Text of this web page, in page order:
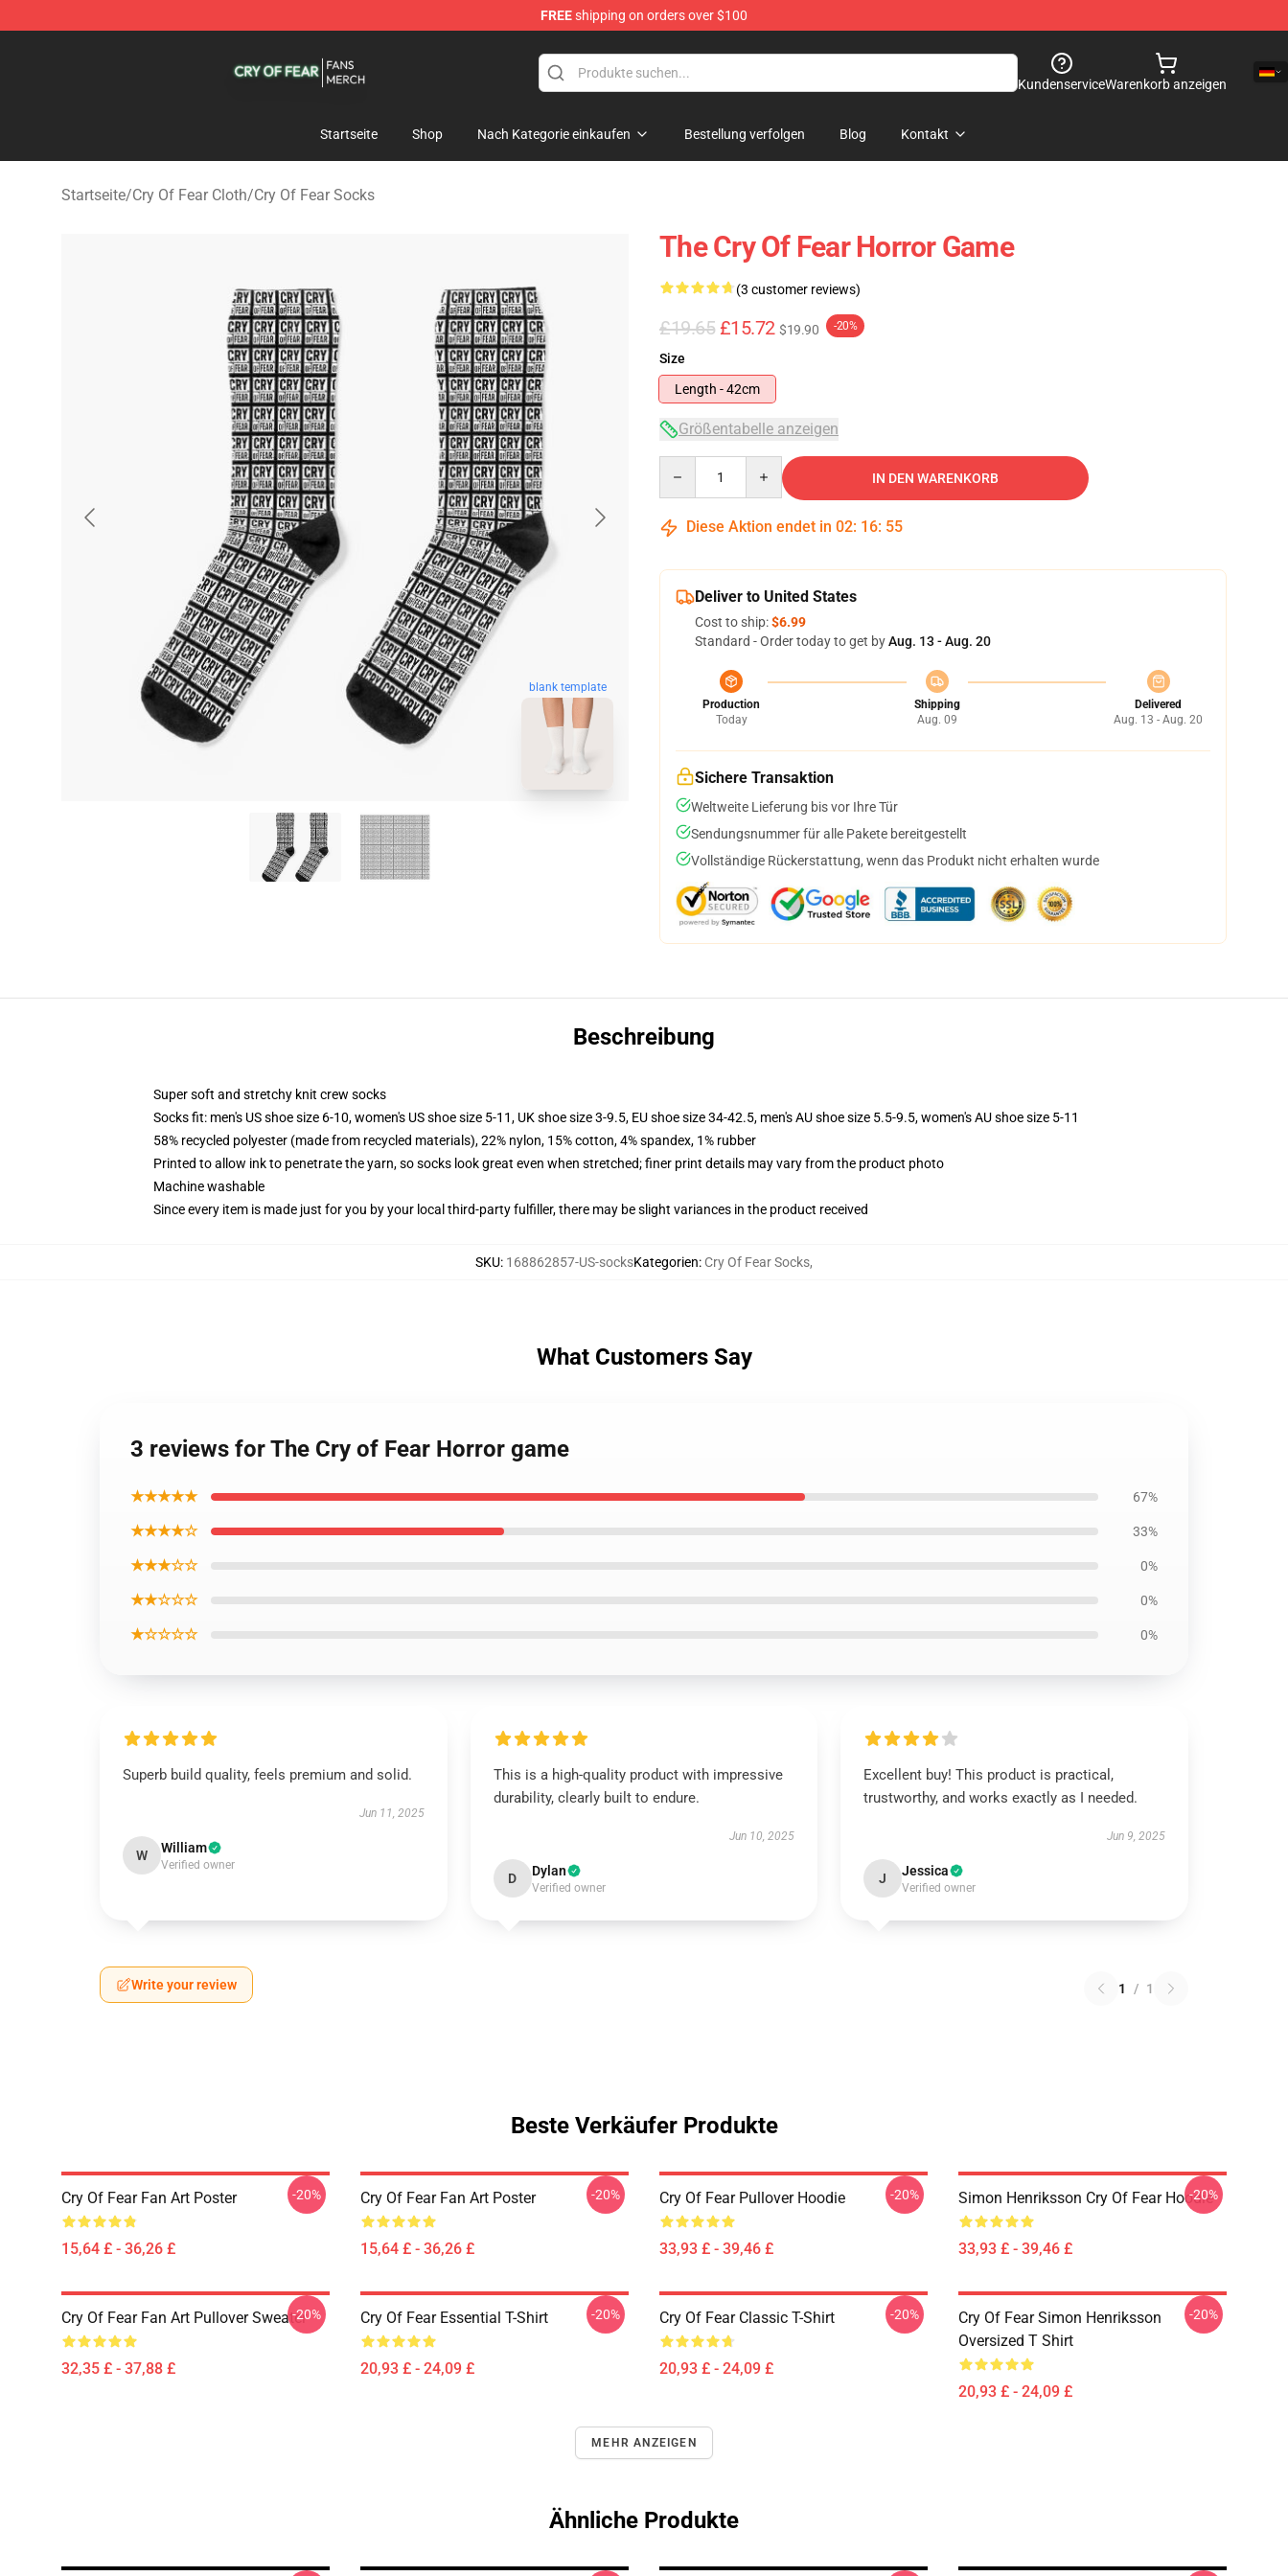
FREEshipping on orders over $100
KundenserviceWarenkorb anzeigen
Startseite Shop Nach Kategorie einkaufen Bestellung verfolgen Blog Kontakt
Startseite/Cry Of Fear Cloth/Cry Of Fear Socks
blank template
The Cry Of Fear Horror Game
(3 customer reviews)
£19.65 £15.72 $19.90 -20%
Size
Length - 42cm
Größentabelle anzeigen
IN DEN WARENKORB
Diese Aktion endet in 02: 16: 54
Deliver to United States
Cost to ship:$6.99
Standard - Order today to get byAug. 13 - Aug. 20
Production
Today
Shipping
Aug. 09
Delivered
Aug. 13 - Aug. 20
Sichere Transaktion
Weltweite Lieferung bis vor Ihre Tür
Sendungsnummer für alle Pakete bereitgestellt
Vollständige Rückerstattung, wenn das Produkt nicht erhalten wurde
Beschreibung
Super soft and stretchy knit crew socks
Socks fit: men's US shoe size 6-10, women's US shoe size 5-11, UK shoe size 3-9.5, EU shoe size 34-42.5, men's AU shoe size 5.5-9.5, women's AU shoe size 5-11
58% recycled polyester (made from recycled materials), 22% nylon, 15% cotton, 4% spandex, 1% rubber
Printed to allow ink to penetrate the yarn, so socks look great even when stretched; finer print details may vary from the product photo
Machine washable
Since every item is made just for you by your local third-party fulfiller, there may be slight variances in the product received
SKU: 168862857-US-socksKategorien: Cry Of Fear Socks,
What Customers Say
3 reviews for The Cry of Fear Horror game
★★★★★ 67%
★★★★☆ 33%
★★★☆☆ 0%
★★☆☆☆ 0%
★☆☆☆☆ 0%
Superb build quality, feels premium and solid.
Jun 11, 2025
W William
Verified owner
This is a high-quality product with impressive
durability, clearly built to endure.
Jun 10, 2025
D Dylan
Verified owner
Excellent buy! This product is practical,
trustworthy, and works exactly as I needed.
Jun 9, 2025
J Jessica
Verified owner
Write your review 1 / 1
Beste Verkäufer Produkte
Cry Of Fear Fan Art Poster
15,64 £ - 36,26 £
-20% Cry Of Fear Fan Art Poster
15,64 £ - 36,26 £
-20% Cry Of Fear Pullover Hoodie
33,93 £ - 39,46 £
-20% Simon Henriksson Cry Of Fear Hoodie
33,93 £ - 39,46 £
-20%
Cry Of Fear Fan Art Pullover Sweater
32,35 £ - 37,88 £
-20% Cry Of Fear Essential T-Shirt
20,93 £ - 24,09 £
-20% Cry Of Fear Classic T-Shirt
20,93 £ - 24,09 £
-20%
Cry Of Fear Simon Henriksson
Oversized T Shirt
20,93 £ - 24,09 £
-20%
MEHR ANZEIGEN
Ähnliche Produkte